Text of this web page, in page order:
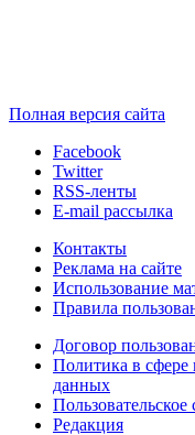
Полная версия сайта
Facebook
Twitter
RSS-ленты
E-mail рассылка
Контакты
Реклама на сайте
Использование
Правила
Договор
Политика в сфере
данных
Пользовательское
Редакция